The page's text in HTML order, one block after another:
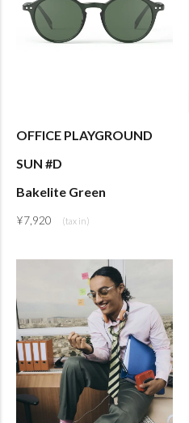
OFFICE PLAYGROUND
SUN #D
Bakelite Green
¥7,920